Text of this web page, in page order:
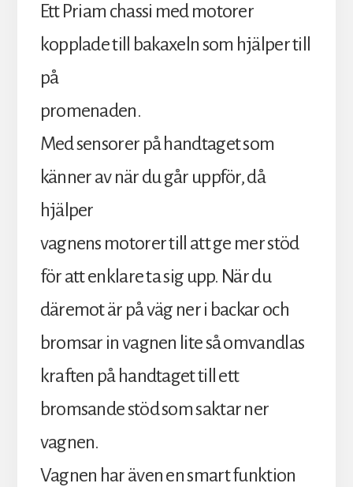
Ett Priam chassi med motorer
kopplade till bakaxeln som hjälper till
på
promenaden.
Med sensorer på handtaget som
känner av när du går uppför, då
hjälper
vagnens motorer till att ge mer stöd
för att enklare ta sig upp. När du
däremot är på väg ner i backar och
bromsar in vagnen lite så omvandlas
kraften på handtaget till ett
bromsande stöd som saktar ner
vagnen.
Vagnen har även en smart funktion